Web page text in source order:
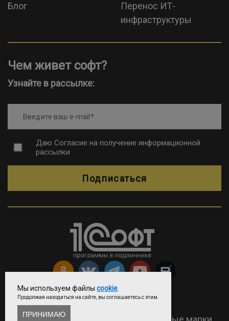
Блог
Перенос ИТ-
инфраструктуры
Чем живет софт?
Узнайте в рассылке:
Введите ваш e-mail
Даю Согласие на получение информационной
рассылки
Подписаться
Copyright © ООО «Софтехно»
Мы используем файлы cookie
Продолжая находиться на сайте, вы соглашаетесь с этим.
ПРИНИМАЮ